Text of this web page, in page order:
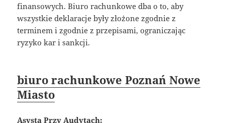
finansowych. Biuro rachunkowe dba o to, aby
wszystkie deklaracje były złożone zgodnie z
terminem i zgodnie z przepisami, ograniczając
ryzyko kar i sankcji.
biuro rachunkowe Poznań Nowe
Miasto
Asysta Przy Audytach: